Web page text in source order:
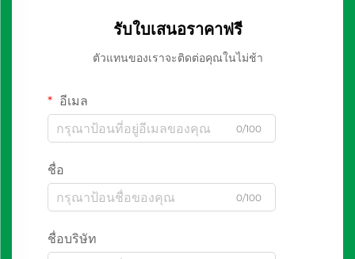
รับใบเสนอราคาฟรี
ตัวแทนของเราจะติดต่อคุณในไม่ช้า
อีเมล
0/100
ชื่อ
0/100
ชื่อบริษัท